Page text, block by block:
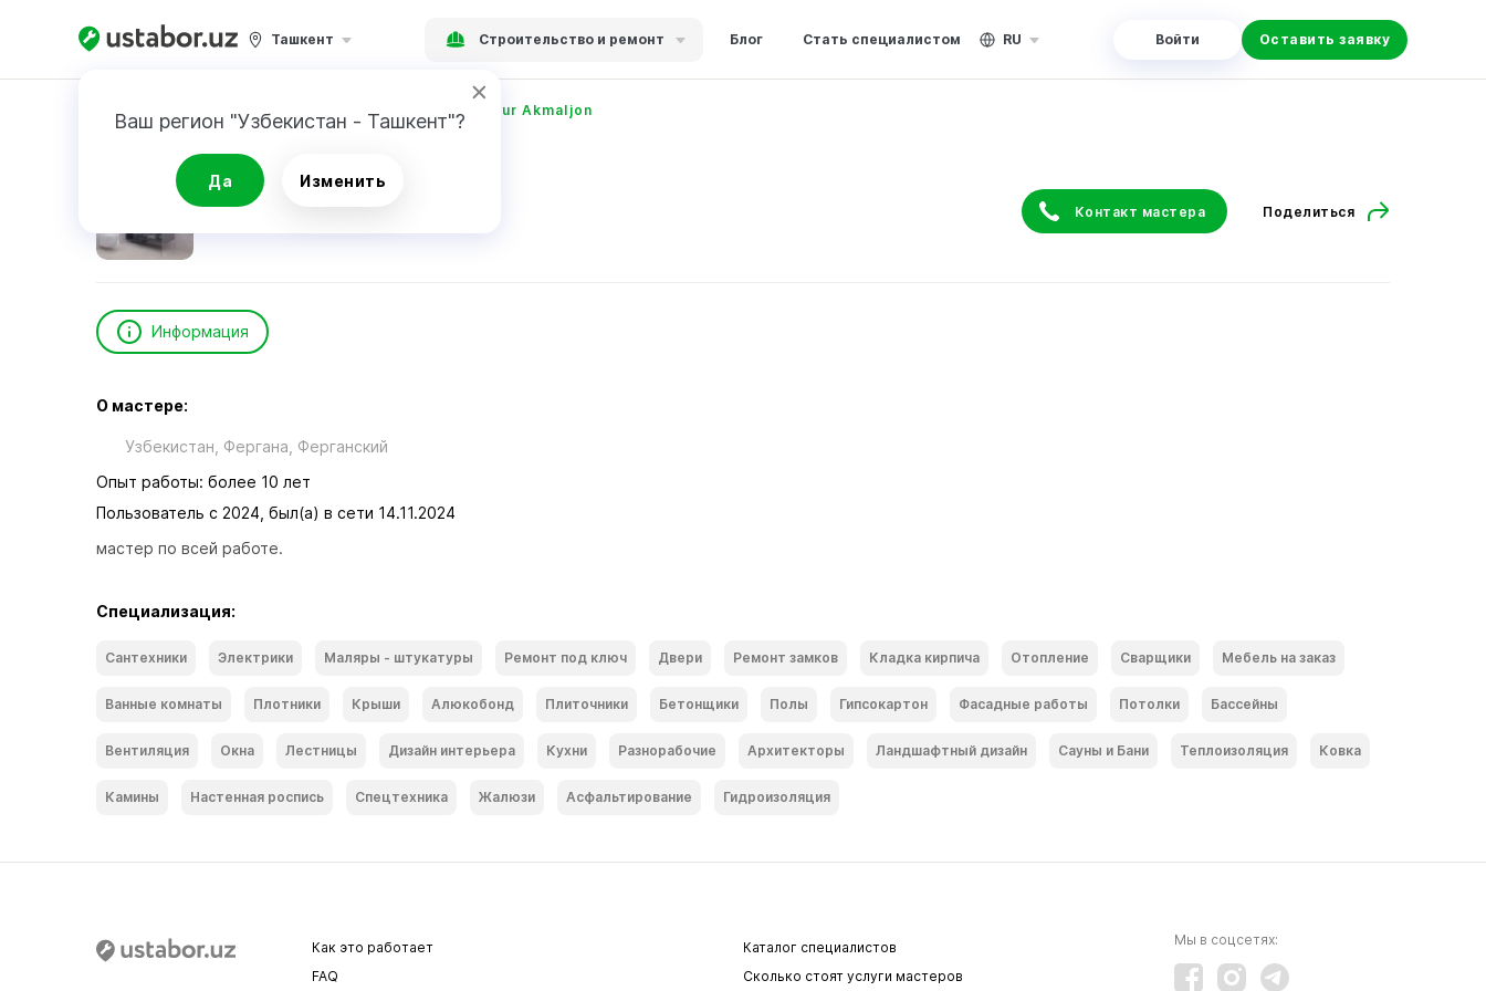
Ташкент Строительство и ремонт Блог Стать специалистом RU Войти Оставить заявку
Ваш регион "Узбекистан - Ташкент"?
Да Изменить
Главная Строительство и ремонт Mirzagafur Akmaljon
Mirzagafur Akmaljon
Контакт мастера Поделиться
Информация
О мастере:
Узбекистан, Фергана, Ферганский
Опыт работы: более 10 лет
Пользователь с 2024, был(а) в сети 14.11.2024
мастер по всей работе.
Специализация:
Сантехники Электрики Маляры - штукатуры Ремонт под ключ Двери Ремонт замков Кладка кирпича Отопление Сварщики Мебель на заказ
Ванные комнаты Плотники Крыши Алюкобонд Плиточники Бетонщики Полы Гипсокартон Фасадные работы Потолки Бассейны
Вентиляция Окна Лестницы Дизайн интерьера Кухни Разнорабочие Архитекторы Ландшафтный дизайн Сауны и Бани Теплоизоляция Ковка
Камины Настенная роспись Спецтехника Жалюзи Асфальтирование Гидроизоляция
Как это работает
Каталог специалистов
FAQ
Сколько стоят услуги мастеров
Мы в соцсетях: